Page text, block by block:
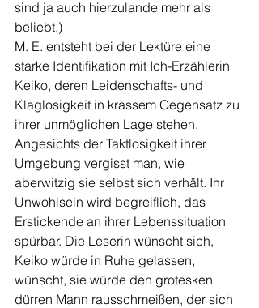
sind ja auch hierzulande mehr als
beliebt.)
M. E. entsteht bei der Lektüre eine
starke Identifikation mit Ich-Erzählerin
Keiko, deren Leidenschafts- und
Klaglosigkeit in krassem Gegensatz zu
ihrer unmöglichen Lage stehen.
Angesichts der Taktlosigkeit ihrer
Umgebung vergisst man, wie
aberwitzig sie selbst sich verhält. Ihr
Unwohlsein wird begreiflich, das
Erstickende an ihrer Lebenssituation
spürbar. Die Leserin wünscht sich,
Keiko würde in Ruhe gelassen,
wünscht, sie würde den grotesken
dürren Mann rausschmeißen, der sich